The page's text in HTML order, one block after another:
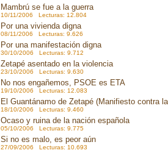
Mambrú se fue a la guerra
10/11/2006 Lecturas: 12.804
Por una vivienda digna
08/11/2006 Lecturas: 9.626
Por una manifestación digna
30/10/2006 Lecturas: 9.712
Zetapé asentado en la violencia
23/10/2006 Lecturas: 9.630
No nos engañemos, PSOE es ETA
19/10/2006 Lecturas: 12.083
El Guantánamo de Zetapé (Manifiesto contra
18/10/2006 Lecturas: 9.460
Ocaso y ruina de la nación española
05/10/2006 Lecturas: 9.775
Si no es malo, es peor aún
27/09/2006 Lecturas: 10.693